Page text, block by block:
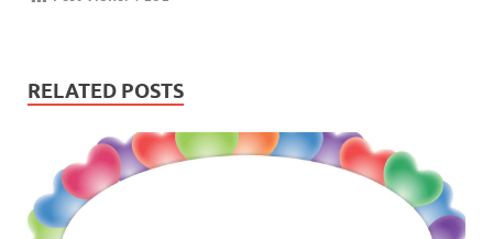
RELATED POSTS